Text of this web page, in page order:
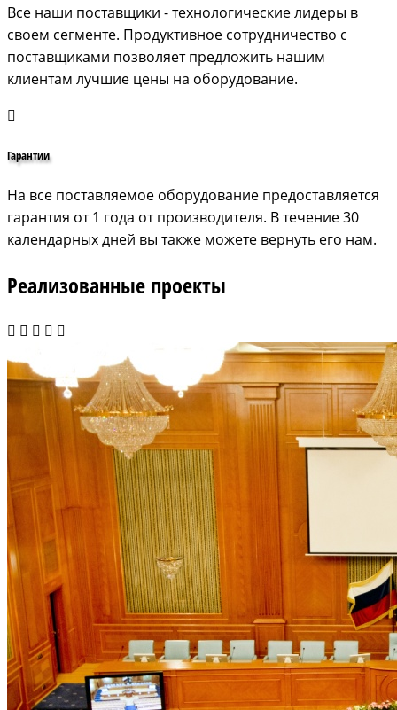
Все наши поставщики - технологические лидеры в
своем сегменте. Продуктивное сотрудничество с
поставщиками позволяет предложить нашим
клиентам лучшие цены на оборудование.
Гарантии
На все поставляемое оборудование предоставляется
гарантия от 1 года от производителя. В течение 30
календарных дней вы также можете вернуть его нам.
Реализованные проекты